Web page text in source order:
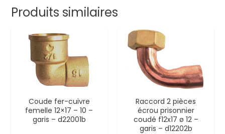
Produits similaires
Coude fer-cuivre
femelle 12×17 – 10 –
garis – d22001b
Raccord 2 pièces
écrou prisonnier
coudé f12x17 ø 12 –
garis – d12202b